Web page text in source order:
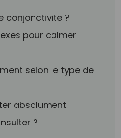
conjonctivite ?
pour calmer
selon le type de
absolument
?